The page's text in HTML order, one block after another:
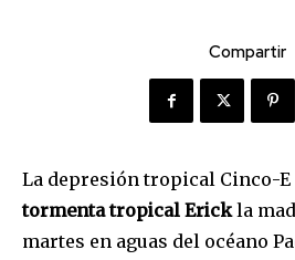
Compartir
La depresión tropical Cinco-E
tormenta tropical Erickla
martes en aguas del océano